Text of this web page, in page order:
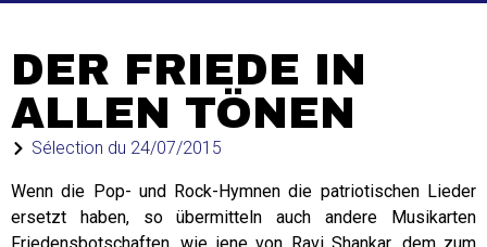
DER FRIEDE IN
ALLEN TÖNEN
Sélection du 24/07/2015
Wenn die Pop- und Rock-Hymnen die patriotischen Lieder
ersetzt haben, so übermitteln auch andere Musikarten